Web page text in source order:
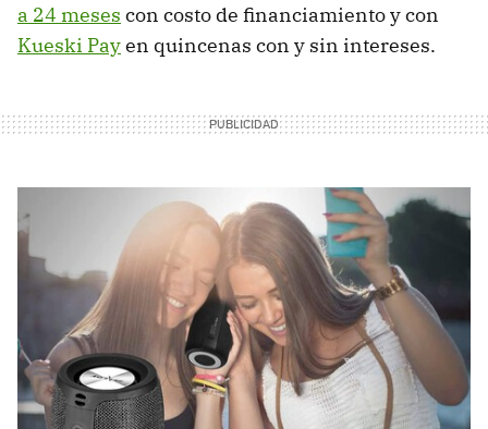
a 24 meses con costo de financiamiento y con
Kueski Payen quincenas con y sin intereses.